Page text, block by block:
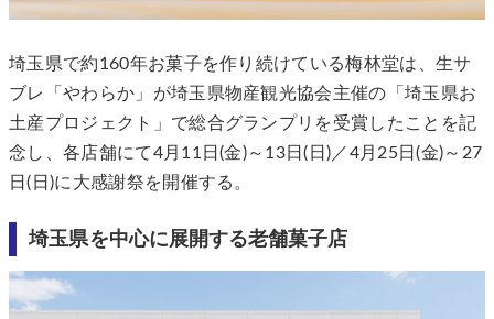
埼玉県で約160年お菓⼦を作り続けている梅林堂は、生サ
ブレ「やわらか」が埼玉県物産観光協会主催の「埼玉県お
土産プロジェクト」で総合グランプリを受賞したことを記
念し、各店舗にて4月11日(金)～13日(日)／4月25日(金)～27
日(日)に大感謝祭を開催する。
埼玉県を中心に展開する老舗菓子店